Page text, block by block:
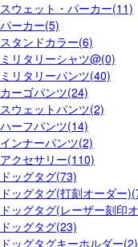
スウェット・パーカー(11)
パーカー(5)
スタンドカラー(6)
ミリタリーシャツ@(0)
ミリタリーパンツ(40)
カーゴパンツ(24)
スウェットパンツ(2)
ハーフパンツ(14)
インナーパンツ(2)
アクセサリー(110)
ドッグタグ(73)
ドッグタグ(打刻オーダー
ドッグタグ(レーザー刻印
ドッグタグ(23)
ドッグタグキーホルダー(2)